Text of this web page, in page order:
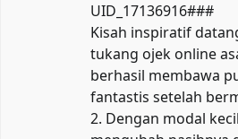
UID_17136916###
Kisah inspiratif
tukang ojek online
berhasil membawa
fantastis setelah
2. Dengan modal